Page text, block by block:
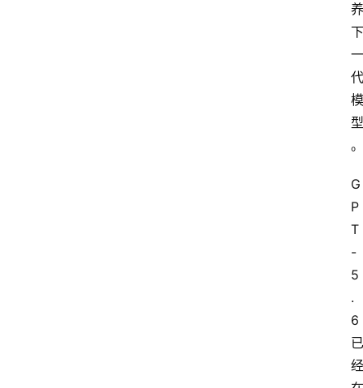
养
下
一
代
模
型
。
G
P
T
-
5
.
6
已
经